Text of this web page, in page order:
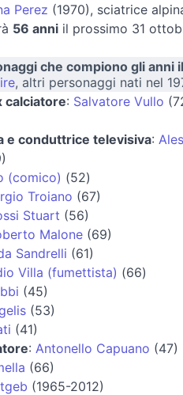
Perez (1970), sciatrice
56 anniil prossimo 31
che compiono gli anni
, altri personaggi nati nel
calciatore: Salvatore Vullo
e conduttrice televisiva:
(comico) (52)
Troiano (67)
Stuart (56)
Malone (69)
Sandrelli (61)
Villa (fumettista) (66)
(45)
(53)
(41)
: Antonello Capuano (47)
(66)
(1965-2012)